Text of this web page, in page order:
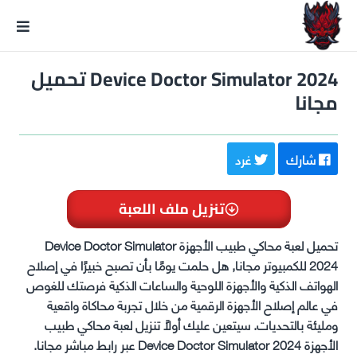
Device Doctor Simulator 2024 تحميل
مجانا
شارك غرد
تنزيل ملف اللعبة
تحميل لعبة محاكي طبيب الأجهزة Device Doctor Simulator
2024 للكمبيوتر مجانا, هل حلمت يومًا بأن تصبح خبيرًا في إصلاح
الهواتف الذكية والأجهزة اللوحية والساعات الذكية فرصتك للغوص
في عالم إصلاح الأجهزة الرقمية من خلال تجربة محاكاة واقعية
ومليئة بالتحديات. سيتعين عليك أولاً تنزيل لعبة محاكي طبيب
الأجهزة Device Doctor Simulator 2024 عبر رابط مباشر مجانا.